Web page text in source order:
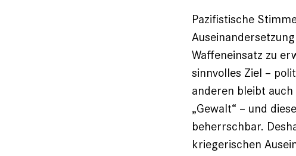
Pazifistische
Waffeneinsatz zu
sinnvolles Ziel –
anderen bleibt
„Gewalt“ – und
beherrschbar.
kriegerischen